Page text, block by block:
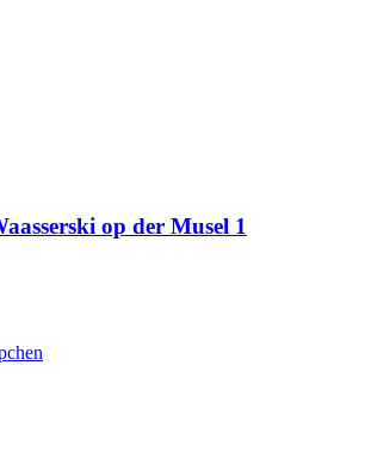
op der Musel 1